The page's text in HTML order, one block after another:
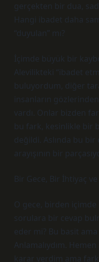
gerçekten bir dua,
Hangi ibadet daha
“duyulan” mı?
İçimde büyük bir
Alevilikteki “ibadet
buluyordum, diğer
insanların
vardı. Onlar bizden
bu fark, kesinlikle bir
değildi. Aslında bu bir
arayışının bir
Bir Gece, Bir İhtiyaç
O gece, birden
sorulara bir cevap
eder mi? Bu basit
Anlamalıydım.
karar verdim ama